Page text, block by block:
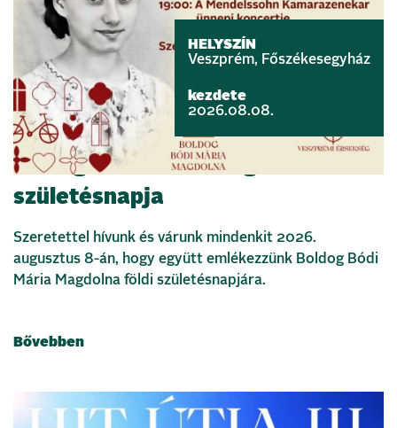
HELYSZÍN
Veszprém, Főszékesegyház
kezdete
2026.08.08.
Boldog Bódi Mária Magdolna földi
születésnapja
Szeretettel hívunk és várunk mindenkit 2026.
augusztus 8-án, hogy együtt emlékezzünk Boldog Bódi
Mária Magdolna földi születésnapjára.
Bővebben